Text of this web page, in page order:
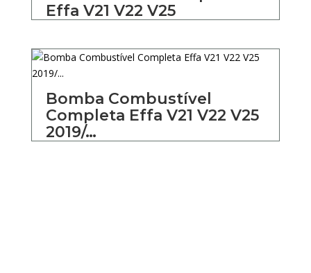
Effa V21 V22 V25
Bomba Combustível
Completa Effa V21 V22 V25
2019/…